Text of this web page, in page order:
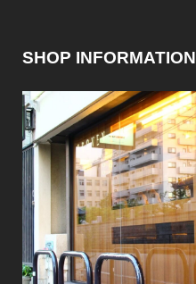
SHOP INFORMATION